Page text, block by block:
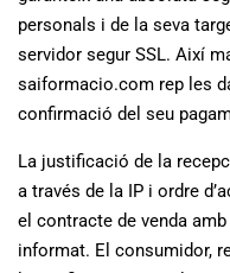
personals i de la seva
servidor segur SSL. Així
saiformacio.com rep les
confirmació del seu
La justificació de la
a través de la IP i ordre
el contracte de venda
informat. El consumidor,